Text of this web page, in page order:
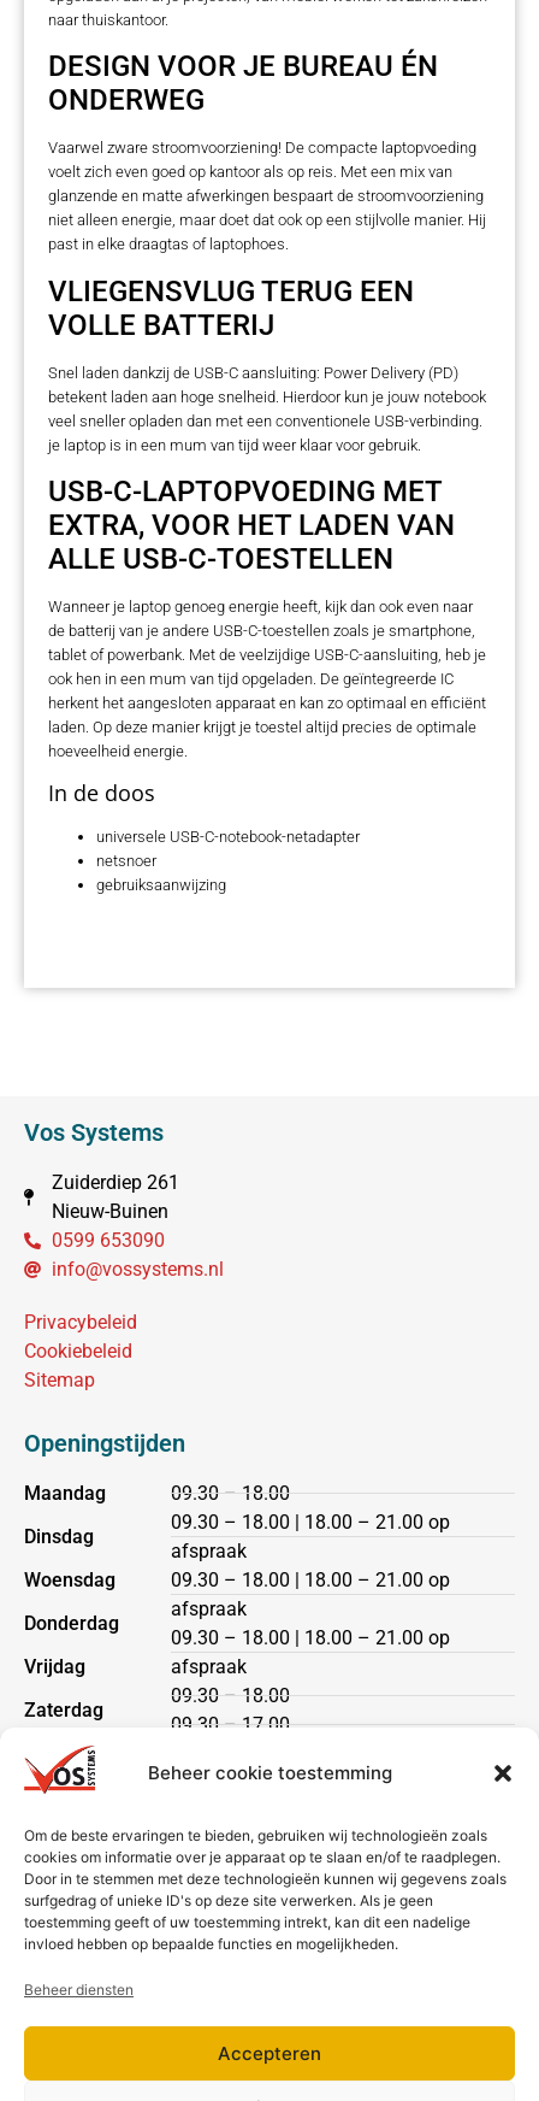
Beheer cookie toestemming
Om de beste ervaringen te bieden, gebruiken wij technologieën zoals
cookies om informatie over je apparaat op te slaan en/of te raadplegen.
Door in te stemmen met deze technologieën kunnen wij gegevens zoals
surfgedrag of unieke ID's op deze site verwerken. Als je geen
toestemming geeft of uw toestemming intrekt, kan dit een nadelige
invloed hebben op bepaalde functies en mogelijkheden.
Beheer diensten
Accepteren
naar thuiskantoor.
DESIGN VOOR JE BUREAU ÉN
ONDERWEG
Vaarwel zware stroomvoorziening! De compacte laptopvoeding
voelt zich even goed op kantoor als op reis. Met een mix van
glanzende en matte afwerkingen bespaart de stroomvoorziening
niet alleen energie, maar doet dat ook op een stijlvolle manier. Hij
past in elke draagtas of laptophoes.
VLIEGENSVLUG TERUG EEN
VOLLE BATTERIJ
Snel laden dankzij de USB-C aansluiting: Power Delivery (PD)
betekent laden aan hoge snelheid. Hierdoor kun je jouw notebook
veel sneller opladen dan met een conventionele USB-verbinding.
je laptop is in een mum van tijd weer klaar voor gebruik.
USB-C-LAPTOPVOEDING MET
EXTRA, VOOR HET LADEN VAN
ALLE USB-C-TOESTELLEN
Wanneer je laptop genoeg energie heeft, kijk dan ook even naar
de batterij van je andere USB-C-toestellen zoals je smartphone,
tablet of powerbank. Met de veelzijdige USB-C-aansluiting, heb je
ook hen in een mum van tijd opgeladen. De geïntegreerde IC
herkent het aangesloten apparaat en kan zo optimaal en efficiënt
laden. Op deze manier krijgt je toestel altijd precies de optimale
hoeveelheid energie.
In de doos
universele USB-C-notebook-netadapter
netsnoer
gebruiksaanwijzing
Vos Systems
Zuiderdiep 261
Nieuw-Buinen
0599 653090
info@vossystems.nl
Privacybeleid
Cookiebeleid
Sitemap
Openingstijden
Maandag
Dinsdag
Woensdag
Donderdag
Vrijdag
Zaterdag
Zondag
09.30 – 18.00
09.30 – 18.00 | 18.00 – 21.00 op
afspraak
09.30 – 18.00 | 18.00 – 21.00 op
afspraak
09.30 – 18.00 | 18.00 – 21.00 op
afspraak
09.30 – 18.00
09.30 – 17.00
Heeft u een vraag?
Neem dan contact met ons op via telefoon of mail.
Bezorging & betaling